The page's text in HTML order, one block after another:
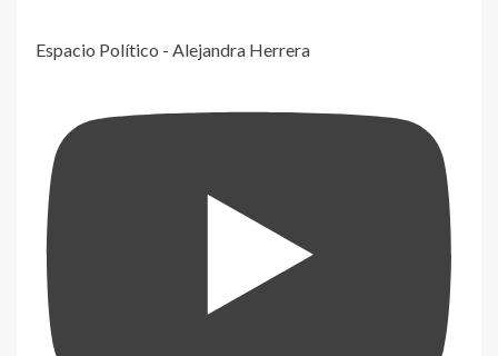
Espacio Político - Alejandra Herrera